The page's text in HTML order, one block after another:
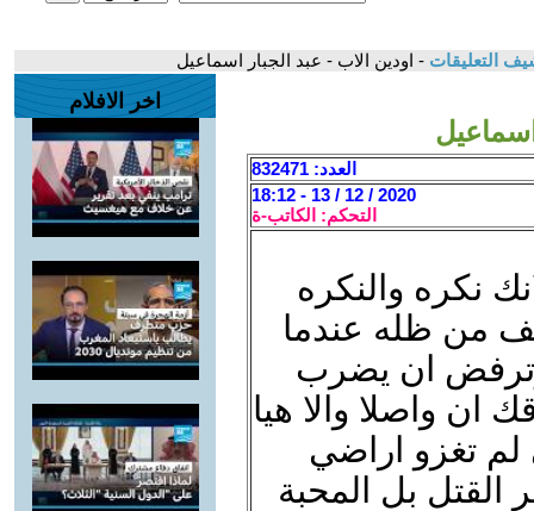
التعليقات - اودين الاب - عبد الجبار اسماعيل
العدد: 832471
2020 / 12 / 13 - 18:12
التحكم: الكاتب-ة
نكره والنكره
من ظله عندما
ان يضرب
ان واصلا والا هيا
لم تغزو اراضي
القتل بل المحبة
اخر الافلام